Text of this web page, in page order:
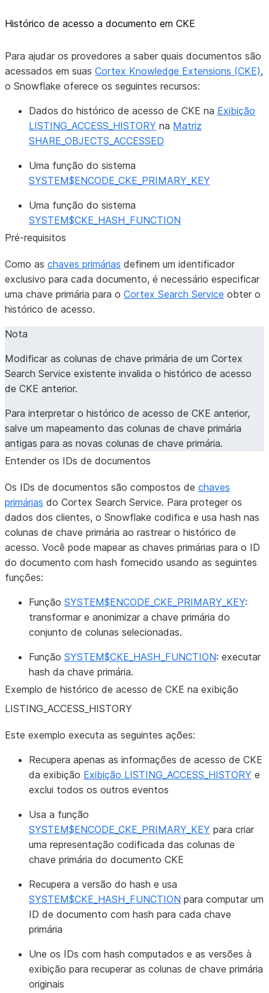
Histórico de acesso a documento em CKE
Para ajudar os provedores a saber quais documentos são
acessados em suas Cortex Knowledge Extensions (CKE),
o Snowflake oferece os seguintes recursos:
Dados do histórico de acesso de CKE na Exibição
LISTING_ACCESS_HISTORY na Matriz
SHARE_OBJECTS_ACCESSED
Uma função do sistema
SYSTEM$ENCODE_CKE_PRIMARY_KEY
Uma função do sistema
SYSTEM$CKE_HASH_FUNCTION
Pré-requisitos
Como as chaves primárias definem um identificador
exclusivo para cada documento, é necessário especificar
uma chave primária para o Cortex Search Service obter o
histórico de acesso.
Nota
Modificar as colunas de chave primária de um Cortex
Search Service existente invalida o histórico de acesso
de CKE anterior.
Para interpretar o histórico de acesso de CKE anterior,
salve um mapeamento das colunas de chave primária
antigas para as novas colunas de chave primária.
Entender os IDs de documentos
Os IDs de documentos são compostos de chaves
primárias do Cortex Search Service. Para proteger os
dados dos clientes, o Snowflake codifica e usa hash nas
colunas de chave primária ao rastrear o histórico de
acesso. Você pode mapear as chaves primárias para o ID
do documento com hash fornecido usando as seguintes
funções:
Função SYSTEM$ENCODE_CKE_PRIMARY_KEY:
transformar e anonimizar a chave primária do
conjunto de colunas selecionadas.
Função SYSTEM$CKE_HASH_FUNCTION: executar
hash da chave primária.
Exemplo de histórico de acesso de CKE na exibição
LISTING_ ACCESS_ HISTORY
Este exemplo executa as seguintes ações:
Recupera apenas as informações de acesso de CKE
da exibição Exibição LISTING_ACCESS_HISTORY e
exclui todos os outros eventos
Usa a função
SYSTEM$ENCODE_CKE_PRIMARY_KEY para criar
uma representação codificada das colunas de
chave primária do documento CKE
Recupera a versão do hash e usa
SYSTEM$CKE_HASH_FUNCTION para computar um
ID de documento com hash para cada chave
primária
Une os IDs com hash computados e as versões à
exibição para recuperar as colunas de chave primária
originais